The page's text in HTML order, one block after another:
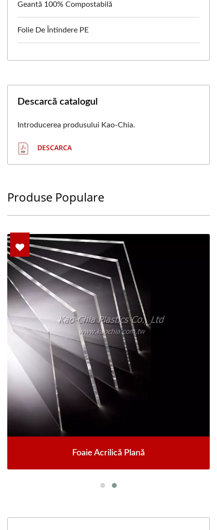
Geantă 100% Compostabilă
Folie De Întindere PE
Descarcă catalogul
Introducerea produsului Kao-Chia.
DESCARCA
Produse Populare
Foaie Acrilică Plană